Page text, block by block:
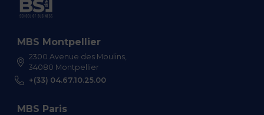
MBS Montpellier
2300 Avenue des Moulins,
34080 Montpellier
+(33) 04.67.10.25.00
MBS Paris